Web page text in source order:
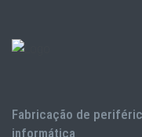
Fabricação de
informática